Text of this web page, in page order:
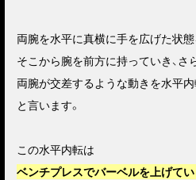
両腕を水平に真横に手を広げた状
そこから腕を前方に持っていき、さ
両腕が交差するような動きを水平
と言います。
この水平内転は
ベンチプレスでバーベルを上げてい